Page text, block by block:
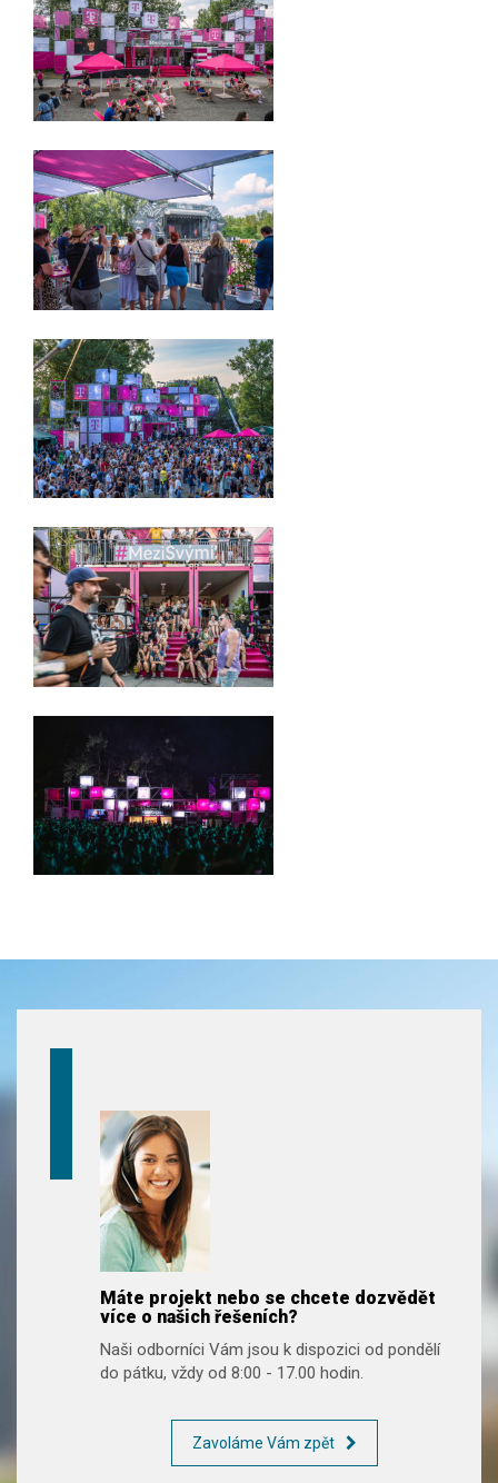
Máte projekt nebo se chcete dozvědět
více o našich řešeních?
Naši odborníci Vám jsou k dispozici od pondělí
do pátku, vždy od 8:00 - 17.00 hodin.
Zavoláme Vám zpět